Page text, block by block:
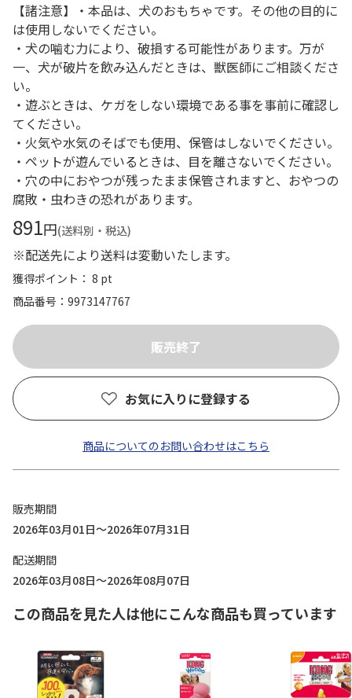
【諸注意】・本品は、犬のおもちゃです。その他の目的に
は使用しないでください。
・犬の噛む力により、破損する可能性があります。万が
一、犬が破片を飲み込んだときは、獣医師にご相談くださ
い。
・遊ぶときは、ケガをしない環境である事を事前に確認し
てください。
・火気や水気のそばでも使用、保管はしないでください。
・ペットが遊んでいるときは、目を離さないでください。
・穴の中におやつが残ったまま保管されますと、おやつの
腐敗・虫わきの恐れがあります。
891円(送料別・税込)
※配送先により送料は変動いたします。
獲得ポイント： 8 pt
商品番号
9973147767
お気に入りに登録する
商品についてのお問い合わせはこちら
販売期間
2026年03月01日～2026年07月31日
配送期間
2026年03月08日～2026年08月07日
この商品を見た人は他にこんな商品も買っています